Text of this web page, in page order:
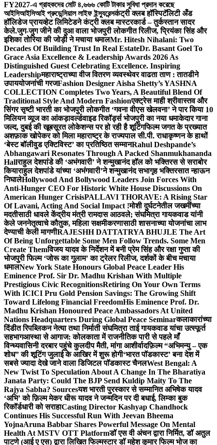
FY2027-এ গ্রাহকদের মোট ৪,৬৬৬ কোটি টাকার সুবিধা প্রদান করেছে
আইসিআইসিআই প্রুডেন্সিয়াল লাইফ ইন্স্যুরেন্সकंट्री क्लब हॉस्पिटॅलिटी अँड
हॉलिडेज प्रायव्हेट लिमिटेडने कंट्री क्लब मास्टरकार्ड – तुर्कस्तान सादर
केले.जुग-जुग जीने की दुआ वाला भोजपुरी लोकगीत रिलीज, प्रियंका सिंह और
इशिका तोरिया की जोड़ी ने मचाया धमालMr. Hitesh Nihalani: Two
Decades Of Building Trust In Real EstateDr. Basant Goel To
Grace Asia Excellence & Leadership Awards 2026 As
Distinguished Guest Celebrating Excellence. Inspiring
Leadershipमहाराष्ट्राच्या वीज वितरण व्यवस्थेवर वाढता ताण : तातडीने
उपाययोजनांची गरजFashion Designer Aisha Shetty’s YASHNA
COLLECTION Completes Two Years, A Beautiful Blend Of
Traditional Style And Modern Fashionएक्ट्रेस माही श्रीवास्तव और
सिंगर सृष्टी भारती का भोजपुरी लोकगीत ‘गवना वीएस खेलवना’ ने पार किया 10
मिलियन व्यूज का आंकड़ावर्ल्डवाइड रिकॉर्ड्स भोजपुरी का नया धमाकेदार गाना
जल्द, दुबई की खूबसूरत लोकेशन्स पर हो रही है शूटिंगफिल्म जगत के प्रख्यात
अशफ़ाक खोपेकर को मिला महाराष्ट्र के राज्यपाल सी.पी. राधाकृष्णन के हाथों
‘बेस्ट बॉलीवुड एक्टिविस्ट’ का प्रतिष्ठित सम्मानRahul Deshpande’s
Abhangawari Resonates Through A Packed Shanmukhananda
Hallराहुल देशपांडे की ‘अभंगवारी’ ने शन्मुखानंद हॉल को भक्तिरस से सराबोर
कियाराहुल देशपांडे यांच्या ‘अभंगवारी’ने शन्मुखानंद सभागृह भक्तिरसात न्हाऊन
निघालेHollywood And Bollywood Leaders Join Forces With
Anti-Hunger CEO For Historic White House Discussions On
American Hunger CrisisPALLAVI THORAVE: A Rising Star
Of Lavani, Acting And Social Impact !मोशी दुर्घटनेतील जखमींच्या
मदतीसाठी धावले केंद्रीय मंत्री रामदास आठवले; संघमित्रा गायकवाड यांनी
केले जननेतृत्वाचे कौतुक, महिला सक्षमीकरणासाठी शासनाच्या योजनांचा लाभ
देण्याची केली मागणीRAJESHH DATTATRYA BHUJLE The Art
Of Being Unforgettable Some Men Follow Trends. Some Men
Create Themविजय यादव के निर्देशन में बनी प्रेम सिंह और रक्षा गुप्ता की
भोजपुरी फिल्म ‘जोरू का गुलाम’ का ट्रेलर रिलीज, दर्शकों के बीच मचाया
धमालNew York State Honours Global Peace Leader His
Eminence Prof. Sir Dr. Madhu Krishan With Multiple
Prestigious Civic RecognitionsRetiring On Your Own Terms
With ICICI Pru Gold Pension Savings: The Growing Shift
Toward Lifelong Financial FreedomHis Eminence Prof. Dr.
Madhu Krishan Honoured Peace Ambassadors At United
Nations Headquarters During Global Peace Seminarकलाकारांच्या
दिंडीत रिपब्लिकन नेत्या तथा निर्माती संघमित्रा ताई गायकवाड यांचा उत्स्फूर्त
सहभागआस्था से आगाज: कोलकाता में राजनीतिक पारी से पहले माँ
विन्ध्यवासिनी दरबार पहुंचे कुलदीप मैती, मांगा आशीर्वादफ़िल्म “अभिमन्यु – एक
शोध” की शूटिंग जुलाई के आखिर में शुरू होगी‘भारत पॉडकास्ट’ बना देश में
सबसे ज्यादा देखे जाने वाला डिजिटल पॉडकास्ट चैनलWest Bengal: A
New Twist To Speculation About A Change In The Bharatiya
Janata Party: Could The BJP Send Kuldip Maity To The
Rajya Sabha? Sourcesयश भारती पुरस्कार से सम्मानित अभिषेक यादव
‘अभि’ को फ़िल्म मेकर धीरू यादव ने जन्मदिन पर दी बधाई, लिम्का बुक
रिकॉर्डधारी को सराहाCasting Director Kashyap Chandhock
Continues His Successful Run With Jeevan Bheema
YojnaAruna Babbar Shares Powerful Message On Mental
Health At MSTV OTT Platformडॉ एस वी अंचन द्वारा निर्मित, डॉ अतुल
पाटणे (आई ए एस) द्वारा लिखित फिल्मस्टार डॉ महेश कुमार फिल्म भोज का